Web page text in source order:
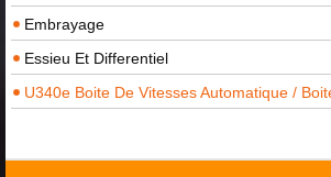
Embrayage
Essieu Et Differentiel
U340e Boite De Vitesses Automatique /